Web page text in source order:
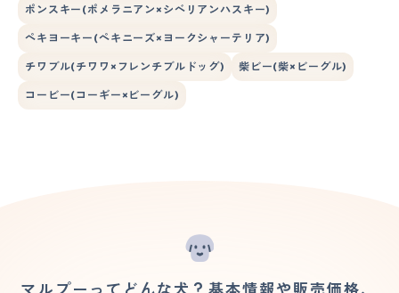
ポンスキー(ポメラニアン×シベリアンハスキー)
ペキヨーキー(ペキニーズ×ヨークシャーテリア)
チワブル(チワワ×フレンチブルドッグ) 柴ビー(柴×ビーグル)
コービー(コーギー×ビーグル)
マルプーってどんな犬？基本情報や販売価格、